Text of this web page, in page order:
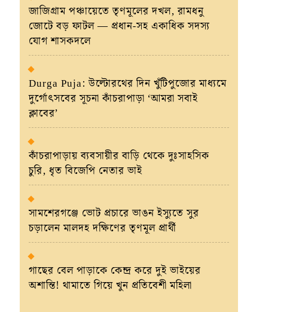
জাজিগ্রাম পঞ্চায়েতে তৃণমূলের দখল, রামধনু
জোটে বড় ফাটল — প্রধান-সহ একাধিক সদস্য
যোগ শাসকদলে
Durga Puja: উল্টোরথের দিন খুঁটিপুজোর মাধ্যমে
দুর্গোৎসবের সূচনা কাঁচরাপাড়া ‘আমরা সবাই
ক্লাবের’
কাঁচরাপাড়ায় ব্যবসায়ীর বাড়ি থেকে দুঃসাহসিক
চুরি, ধৃত বিজেপি নেতার ভাই
সামশেরগঞ্জে ভোট প্রচারে ভাঙন ইস্যুতে সুর
চড়ালেন মালদহ দক্ষিণের তৃণমূল প্রার্থী
গাছের বেল পাড়াকে কেন্দ্র করে দুই ভাইয়ের
অশান্তি! থামাতে গিয়ে খুন প্রতিবেশী মহিলা